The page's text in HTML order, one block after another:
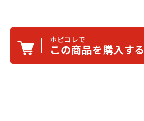
ホビコレで
この商品を購入する